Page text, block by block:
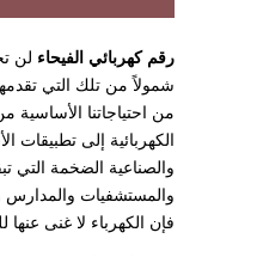
رقم كهربائي الفيحاء لن
شمولاً من تلك التي
من احتياجاتنا الأساسية
الكهربائية إلى تطبيقات
والصناعية الضخمة التي
والمستشفيات والمدارس
فإن الكهرباء لا غنى عنها